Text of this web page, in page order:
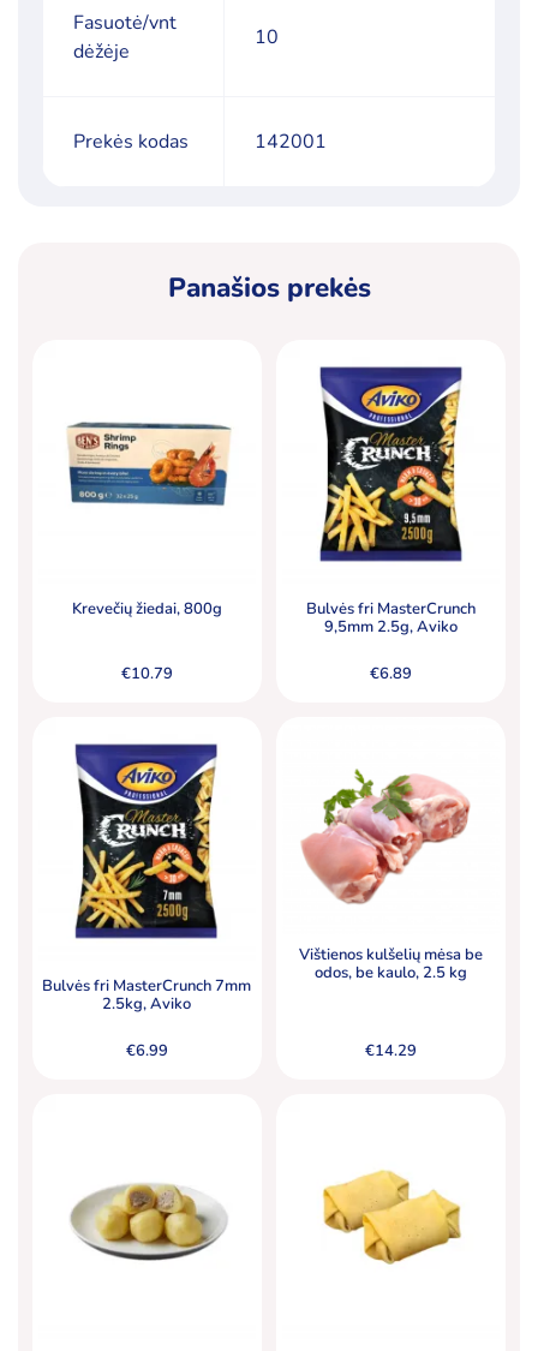
Fasuotė/vnt
dėžėje
10
Prekės kodas 142001
Panašios prekės
Krevečių žiedai, 800g
€10.79
Bulvės fri MasterCrunch
9,5mm 2.5g, Aviko
€6.89
Bulvės fri MasterCrunch 7mm
2.5kg, Aviko
€6.99
Vištienos kulšelių mėsa be
odos, be kaulo, 2.5 kg
€14.29